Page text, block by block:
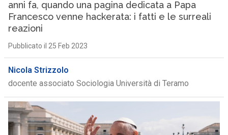
anni fa, quando una pagina dedicata a Papa
Francesco venne hackerata: i fatti e le surreali
reazioni
Pubblicato il 25 Feb 2023
Nicola Strizzolo
docente associato Sociologia Università di Teramo